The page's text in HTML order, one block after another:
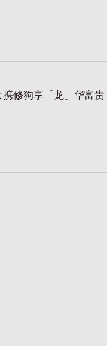
修狗享「龙」华富贵